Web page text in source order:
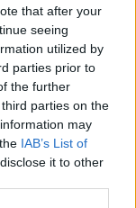
that after your
seeing
utilized by
parties prior to
the further
parties on the
may
IAB’s List of
it to other
της πατάτας
5 ευρώ ή
στο
– 70
Star.